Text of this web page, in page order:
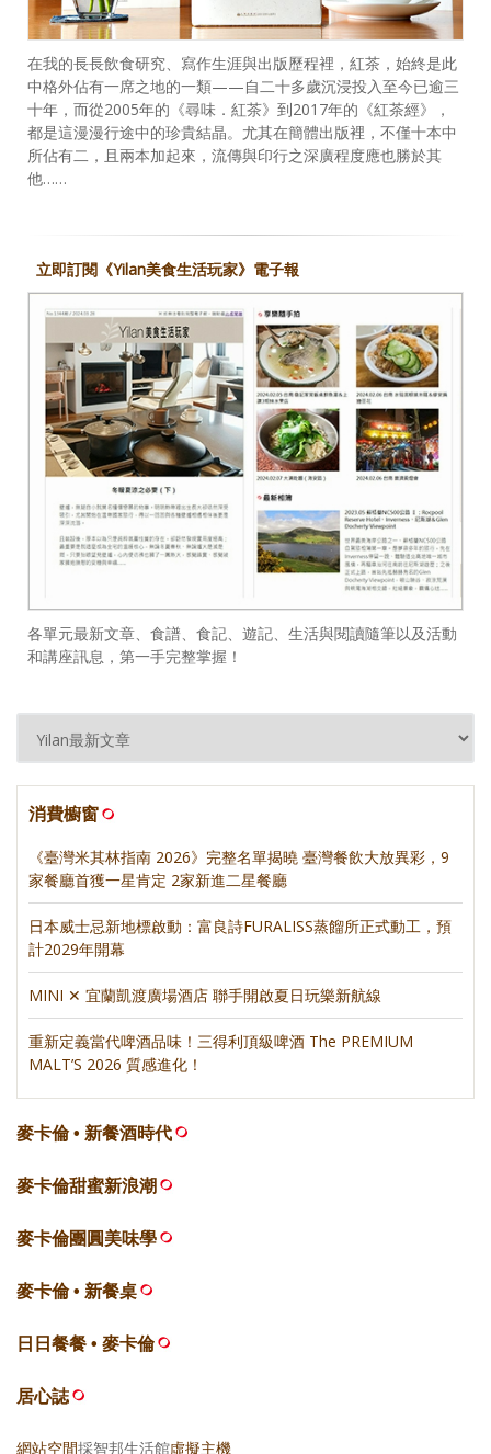
在我的長長飲食研究、寫作生涯與出版歷程裡，紅茶，始終是此
中格外佔有一席之地的一類——自二十多歲沉浸投入至今已逾三
十年，而從2005年的《尋味．紅茶》到2017年的《紅茶經》，
都是這漫漫行途中的珍貴結晶。尤其在簡體出版裡，不僅十本中
所佔有二，且兩本加起來，流傳與印行之深廣程度應也勝於其
他……
立即訂閱《Yilan美食生活玩家》電子報
各單元最新文章、食譜、食記、遊記、生活與閱讀隨筆以及活動
和講座訊息，第一手完整掌握！
消費櫥窗
《臺灣米其林指南 2026》完整名單揭曉 臺灣餐飲大放異彩，9
家餐廳首獲一星肯定 2家新進二星餐廳
日本威士忌新地標啟動：富良詩FURALISS蒸餾所正式動工，預
計2029年開幕
MINI ✕ 宜蘭凱渡廣場酒店 聯手開啟夏日玩樂新航線
重新定義當代啤酒品味！三得利頂級啤酒 The PREMIUM
MALT’S 2026 質感進化！
麥卡倫 • 新餐酒時代
麥卡倫甜蜜新浪潮
麥卡倫團圓美味學
麥卡倫 • 新餐桌
日日餐餐 • 麥卡倫
居心誌
網站空間採智邦生活館虛擬主機